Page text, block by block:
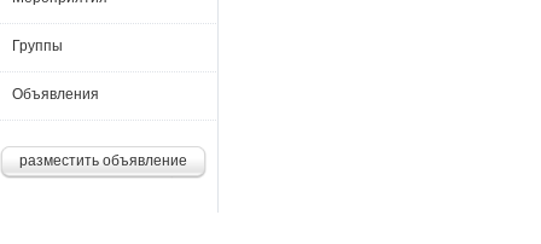
Группы
Объявления
разместить объявление